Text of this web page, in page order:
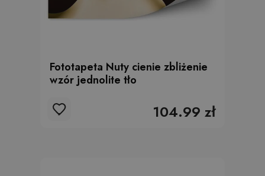
Fototapeta Nuty cienie zbliżenie
wzór jednolite tło
104.99 zł